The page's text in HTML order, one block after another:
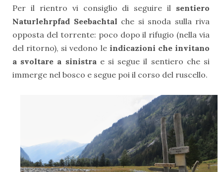
Per il rientro vi consiglio di seguire il sentiero
Naturlehrpfad Seebachtal che si snoda sulla riva
opposta del torrente: poco dopo il rifugio (nella via
del ritorno), si vedono le indicazioni che invitano
a svoltare a sinistrae si segue il sentiero che si
immerge nel bosco e segue poi il corso del ruscello.